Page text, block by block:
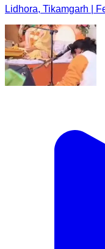
Lidhora, Tikamgarh |